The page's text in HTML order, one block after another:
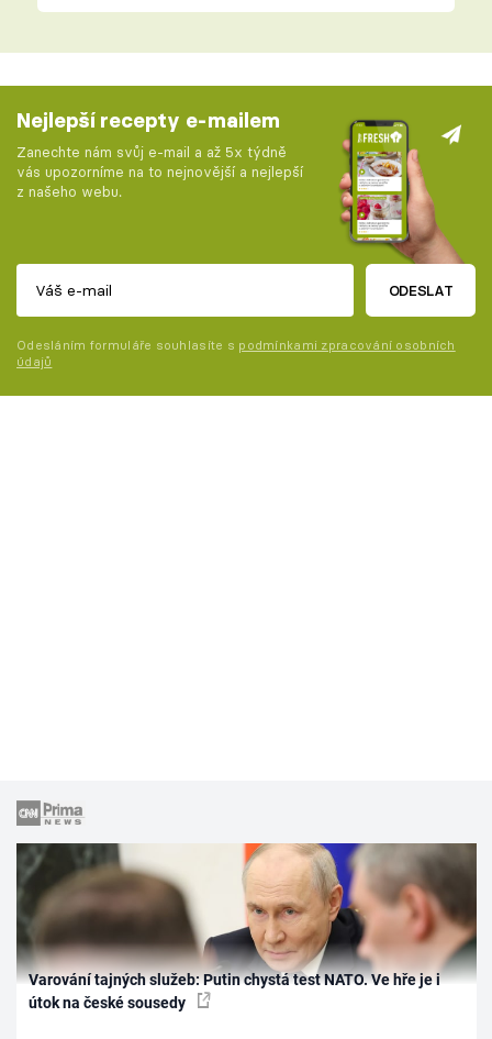
Nejlepší recepty e-mailem
Zanechte nám svůj e-mail a až 5x týdně
vás upozorníme na to nejnovější a nejlepší
z našeho webu.
ODESLAT
Odesláním formuláře souhlasíte s podmínkami zpracování osobních
údajů
Varování tajných služeb: Putin chystá test NATO. Ve hře je i
útok na české sousedy